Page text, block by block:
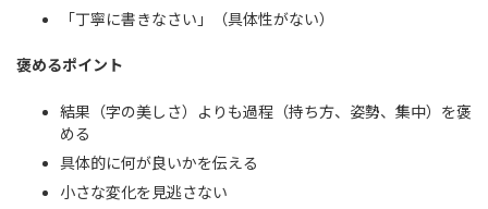
「丁寧に書きなさい」（具体性がない）
褒めるポイント
結果（字の美しさ）よりも過程（持ち方、姿勢、集中）を褒
める
具体的に何が良いかを伝える
小さな変化を見逃さない